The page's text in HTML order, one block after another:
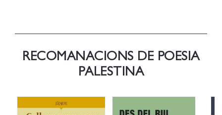
RECOMANACIONS DE POESIA
PALESTINA